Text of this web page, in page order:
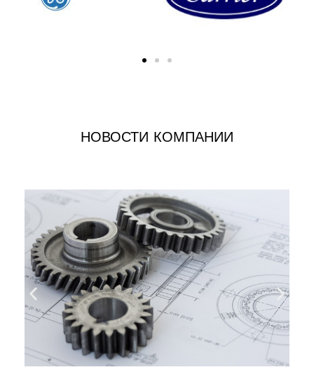
НОВОСТИ КОМПАНИИ